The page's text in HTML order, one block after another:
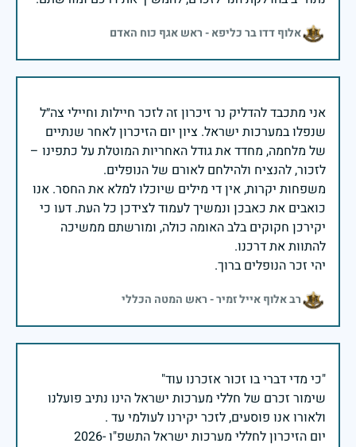
אלוף דדו בר כליפא - ראש אגף כוח האדם
אני מתכבד להדליק נר זיכרון זה לזכר חיילות וחיילי צה״ל
שנפלו במערכות ישראל. ציון יום הזיכרון לאחר שנתיים
של מלחמה, מחדד את גודל האחריות המוטלת על כתפינו –
משפחות יקרות, אין די מילים שיוכלו למלא את החסר. אנו
כואבים את כאבכן ונמשיך לעמוד לצידכן כל העת. דעו כי
יקירכן חקוקים בלב האומה כולה, ומורשתם ממשיכה
יהי זכר הנופלים ברוך.
רב אלוף אייל זמיר - ראש המטה הכללי
שימור זכרם של חללי מערכות ישראל הינו נתיב פועלנו
יום הזיכרון לחללי מערכות ישראל התשפ"ו -2026